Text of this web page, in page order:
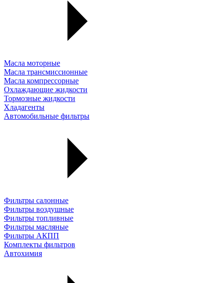
Масла моторные
Масла трансмиссионные
Масла компрессорные
Охлаждающие жидкости
Тормозные жидкости
Хладагенты
Автомобильные фильтры
Фильтры салонные
Фильтры воздушные
Фильтры топливные
Фильтры масляные
Фильтры АКПП
Комплекты фильтров
Автохимия